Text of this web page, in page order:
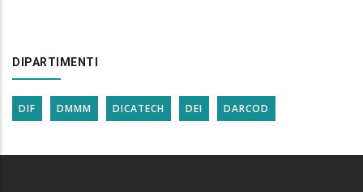
DIPARTIMENTI
DIF DMMM DICATECH DEI DARCOD